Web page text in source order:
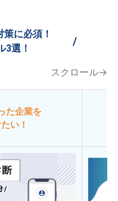
に必須！
3選！
/
スクロール→
た企業を
い！